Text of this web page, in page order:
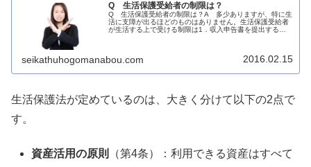
Q 生活保護受給者の制限は？
Q 生活保護受給者の制限は？A 多少ありますが、特に生
活に支障が出るほどのものはありません。生活保護受給者
が生活する上で受ける制限は1．収入申告書を提出する。
seikathuhogomanabou.com 2016.02.15
生活保護法が定めているのは、大きく分けて以下の2点で
す。
資産活用の原則
（第4条）：利用できる資産はすべて